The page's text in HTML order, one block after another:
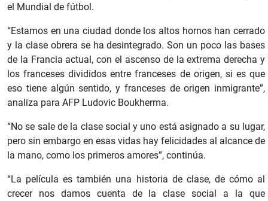
el Mundial de fútbol.
“Estamos en una ciudad donde los altos hornos han cerrado
y la clase obrera se ha desintegrado. Son un poco las bases
de la Francia actual, con el ascenso de la extrema derecha y
los franceses divididos entre franceses de origen, si es que
eso tiene algún sentido, y franceses de origen inmigrante”,
analiza para AFP Ludovic Boukherma.
“No se sale de la clase social y uno está asignado a su lugar,
pero sin embargo en esas vidas hay felicidades al alcance de
la mano, como los primeros amores”, continúa.
“La película es también una historia de clase, de cómo al
crecer nos damos cuenta de la clase social a la que